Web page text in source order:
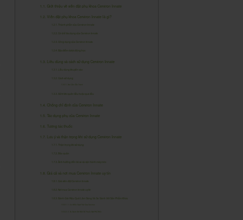
Giới thiệu về viên đặt phụ khoa Cerviron Innate
Viên đặt phụ khoa Cerviron Innate là gì?
Thành phần của Cerviron Innate
Cơ chế tác dụng của Cerviron Innate
Công dụng của Cerviron Innate
Đặc điểm dược động học
Liều dùng và cách sử dụng Cerviron Innate
Liều dùng khuyến cáo
Cách sử dụng
Xử trí khi quên liều hoặc quá liều
Chống chỉ định của Cerviron Innate
Tác dụng phụ của Cerviron Innate
Tương tác thuốc
Lưu ý và thận trọng khi sử dụng Cerviron Innate
Thận trọng khi sử dụng
Bảo quản
Ảnh hưởng đến lái xe và vận hành máy móc
Giá cả và nơi mua Cerviron Innate uy tín
Giá viên đặt Cerviron Innate
Nơi mua Cerviron Innate uy tín
Đánh Giá Hiệu Quả Lâm Sàng Và So Sánh Với Sản Phẩm Khác
2. So Sánh Với Một Số Thuốc Đặt Phổ Biến